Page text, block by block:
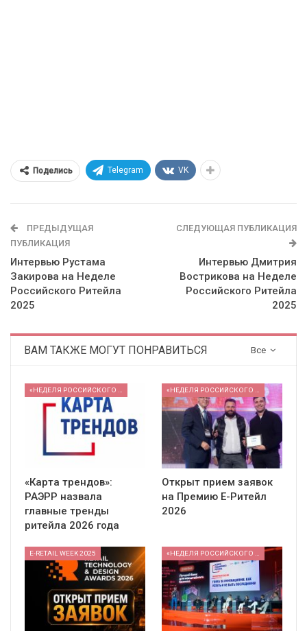
Поделись Telegram VK
ПРЕДЫДУЩАЯ
ПУБЛИКАЦИЯ
Интервью Рустама
Закирова на Неделе
Российского Ритейла
2025
СЛЕДУЮЩАЯ ПУБЛИКАЦИЯ
Интервью Дмитрия
Вострикова на Неделе
Российского Ритейла
2025
Все
ВАМ ТАКЖЕ МОГУТ ПОНРАВИТЬСЯ
«НЕДЕЛЯ РОССИЙСКОГО РИТЕЙЛА» 2026
«Карта трендов»:
РАЭРР назвала
главные тренды
ритейла 2026 года
«НЕДЕЛЯ РОССИЙСКОГО РИТЕЙЛА» 2026
Открыт прием заявок
на Премию Е-Ритейл
2026
E-RETAIL WEEK 2025